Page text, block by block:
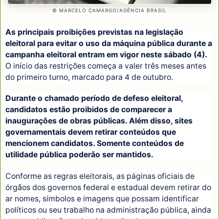
© MARCELO CAMARGO/AGÊNCIA BRASIL
As principais proibições previstas na legislação
eleitoral para evitar o uso da máquina pública durante a
campanha eleitoral entram em vigor neste sábado (4).
O início das restrições começa a valer três meses antes
do primeiro turno, marcado para 4 de outubro.
Durante o chamado período de defeso eleitoral,
candidatos estão proibidos de comparecer a
inaugurações de obras públicas. Além disso, sites
governamentais devem retirar conteúdos que
mencionem candidatos. Somente conteúdos de
utilidade pública poderão ser mantidos.
Conforme as regras eleitorais, as páginas oficiais de
órgãos dos governos federal e estadual devem retirar do
ar nomes, símbolos e imagens que possam identificar
políticos ou seu trabalho na administração pública, ainda